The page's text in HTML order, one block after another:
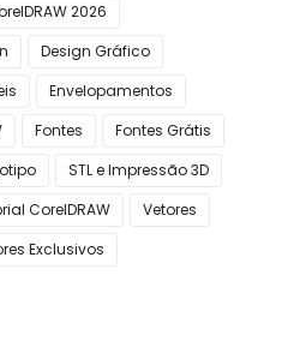
2026
Design Gráfico
Envelopamentos
Fontes
Fontes Grátis
STL e Impressão 3D
CorelDRAW
Vetores
Exclusivos